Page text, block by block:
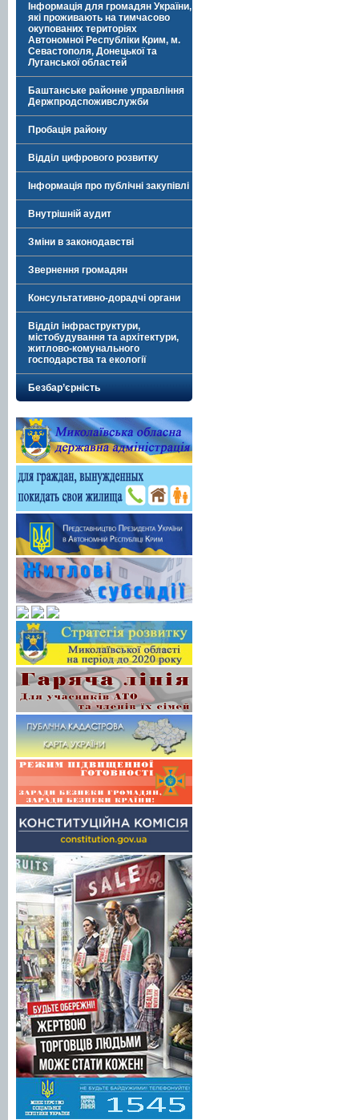
Інформація для громадян України,
які проживають на тимчасово
окупованих територіях
Автономної Республіки Крим, м.
Севастополя, Донецької та
Луганської областей
Баштанське районне управління
Держпродспоживслужби
Пробація району
Відділ цифрового розвитку
Інформація про публічні закупівлі
Внутрішній аудит
Зміни в законодавстві
Звернення громадян
Консультативно-дорадчі органи
Відділ інфраструктури,
містобудування та архітектури,
житлово-комунального
господарства та екології
Безбар’єрність